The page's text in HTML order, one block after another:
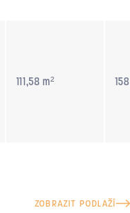
111,58 m²
ZOBRAZIT PODLAŽÍ